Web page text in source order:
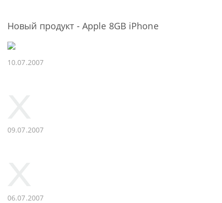
Новый продукт - Apple 8GB iPhone
10.07.2007
09.07.2007
06.07.2007